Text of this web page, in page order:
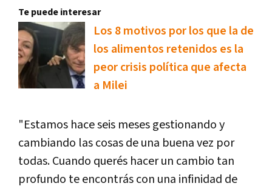
Te puede interesar
Los 8 motivos por los que la de
los alimentos retenidos es la
peor crisis política que afecta
a Milei
"Estamos hace seis meses gestionando y
cambiando las cosas de una buena vez por
todas. Cuando querés hacer un cambio tan
profundo te encontrás con una infinidad de